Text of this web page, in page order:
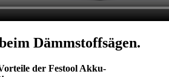
Dämmstoffsägen.
der Festool Akku-